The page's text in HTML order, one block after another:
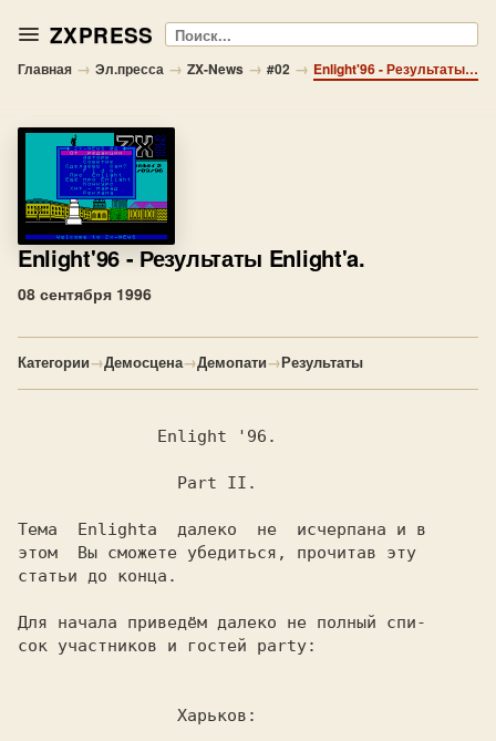
ZXPRESS Поиск
Главная → Эл.пресса → ZX-News → #02 → Enlight'96 - Результаты Enlight'a.
Enlight'96- Результаты Enlight'a.
08 сентября 1996
Категории→Демосцена→Демопати→Результаты
Тема  Enlightа  далеко  не  исчерпана и в
этом  Вы сможете убедиться, прочитав эту
статьи до конца.
Для начала приведём далеко не полный спи-
сок участников и гостей party: